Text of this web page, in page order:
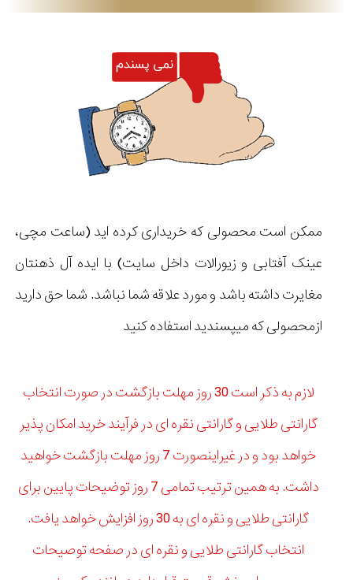
ممکن است محصولی که خریداری کرده اید (ساعت مچی،
عینک آفتابی و زیورالات داخل سایت) با ایده آل ذهنتان
مغایرت داشته باشد و مورد علاقه شما نباشد. شما حق دارید
ازمحصولی که میپسندید استفاده کنید
لازم به ذکر است 30 روز مهلت بازگشت در صورت انتخاب
گارانتی طلایی و گارانتی نقره ای در فرآیند خرید امکان پذیر
خواهد بود و در غیراینصورت 7 روز مهلت بازگشت خواهید
داشت. به همین ترتیب تمامی 7 روز توضیحات پایین برای
گارانتی طلایی و نقره ای به 30 روز افزایش خواهد یافت.
انتخاب گارانتی طلایی و نقره ای در صفحه توصیحات